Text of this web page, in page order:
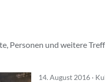
Personen und weitere
14. August 2016 ·